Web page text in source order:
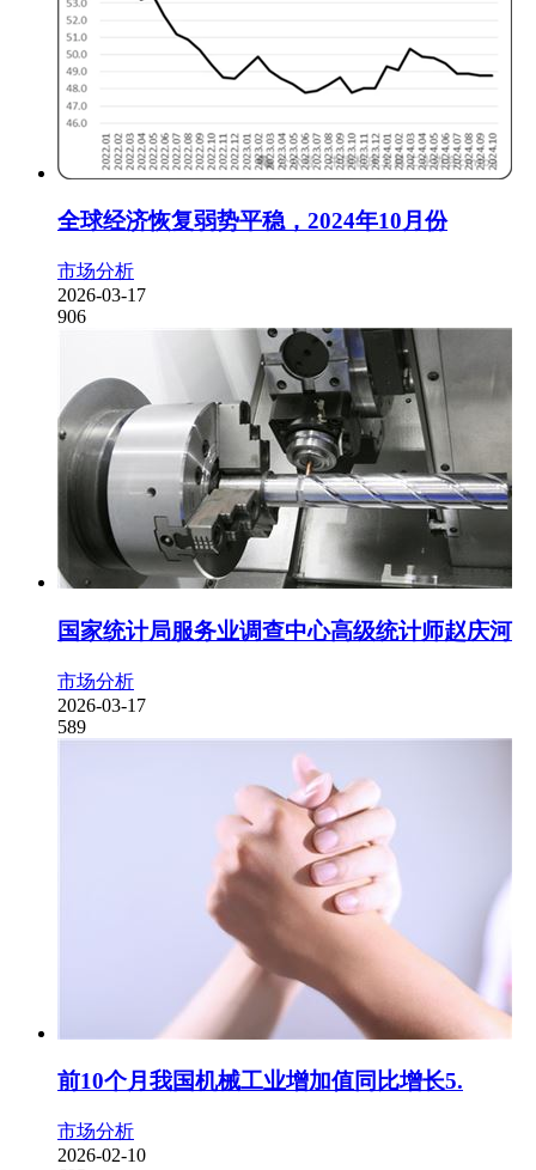
全球经济恢复弱势平稳，2024年10月份
市场分析
2026-03-17
906
国家统计局服务业调查中心高级统计师赵庆河
市场分析
2026-03-17
589
前10个月我国机械工业增加值同比增长5.
市场分析
2026-02-10